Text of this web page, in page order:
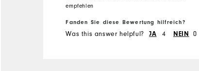
empfehlen
Fanden Sie diese Bewertung hilfreich?
Was this answer helpful? JA 4 NEIN 0